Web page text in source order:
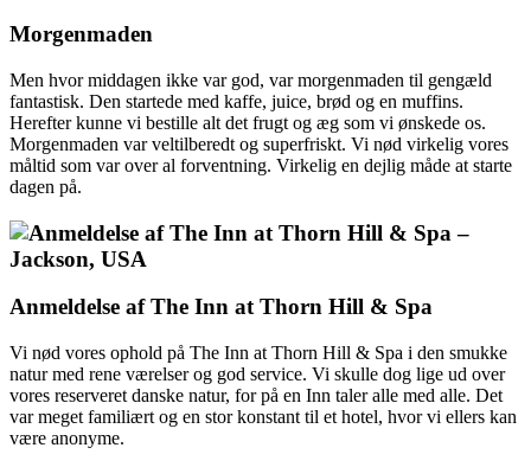
Morgenmaden
Men hvor middagen ikke var god, var morgenmaden til gengæld
fantastisk. Den startede med kaffe, juice, brød og en muffins.
Herefter kunne vi bestille alt det frugt og æg som vi ønskede os.
Morgenmaden var veltilberedt og superfriskt. Vi nød virkelig vores
måltid som var over al forventning. Virkelig en dejlig måde at starte
dagen på.
Anmeldelse af The Inn at Thorn Hill & Spa
Vi nød vores ophold på The Inn at Thorn Hill & Spa i den smukke
natur med rene værelser og god service. Vi skulle dog lige ud over
vores reserveret danske natur, for på en Inn taler alle med alle. Det
var meget familiært og en stor konstant til et hotel, hvor vi ellers kan
være anonyme.